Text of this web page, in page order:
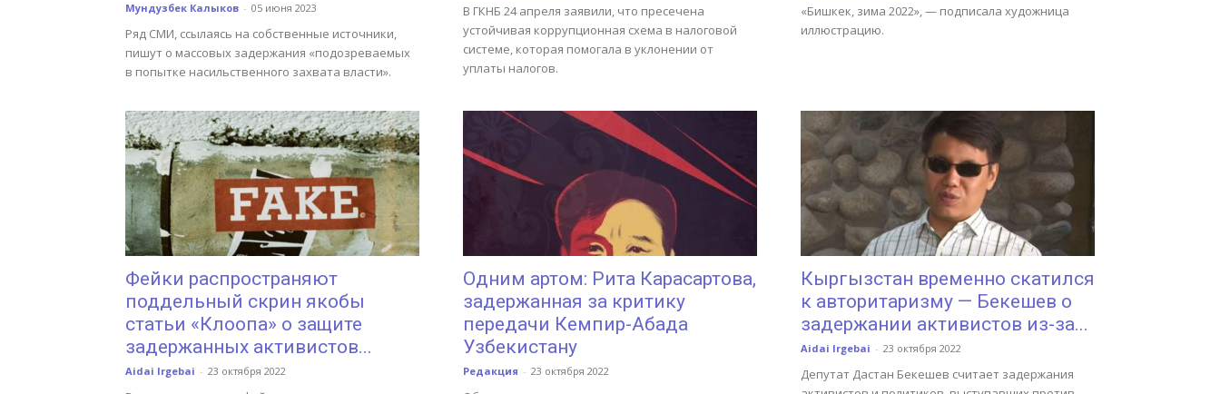
Мундузбек Калыков - 05 июня 2023
Ряд СМИ, ссылаясь на собственные источники,
пишут о массовых задержания «подозреваемых
в попытке насильственного захвата власти».
В ГКНБ 24 апреля заявили, что пресечена
устойчивая коррупционная схема в налоговой
системе, которая помогала в уклонении от
уплаты налогов.
«Бишкек, зима 2022», — подписала художница
иллюстрацию.
Фейки распространяют
поддельный скрин якобы
статьи «Клоопа» о защите
задержанных активистов...
Aidai Irgebai - 23 октября 2022
Одним артом: Рита Карасартова,
задержанная за критику
передачи Кемпир-Абада
Узбекистану
Редакция - 23 октября 2022
Кыргызстан временно скатился
к авторитаризму — Бекешев о
задержании активистов из-за...
Aidai Irgebai - 23 октября 2022
Депутат Дастан Бекешев считает задержания